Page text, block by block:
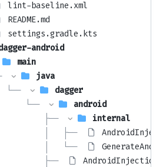
lint-baseline.xml
README.md
settings.gradle.kts
android
main
java
└──
dagger
└──
android
├──
internal
│   ├──
│   └──
├──